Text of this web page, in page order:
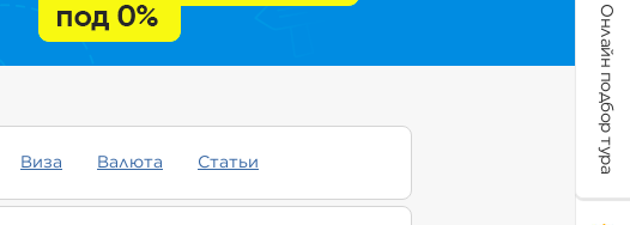
Онлайн подбор тура
Виза Валюта Статьи